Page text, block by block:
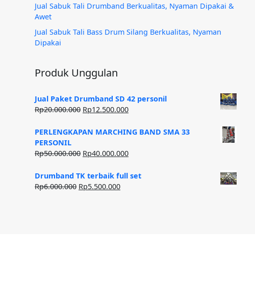
Jual Sabuk Tali Drumband Berkualitas, Nyaman Dipakai &
Awet
Jual Sabuk Tali Bass Drum Silang Berkualitas, Nyaman
Dipakai
Produk Unggulan
Jual Paket Drumband SD 42 personil
Rp20.000.000 Harga
adalah:
Rp12.500.000Harga
ini
Rp12.500.000.
PERLENGKAPAN MARCHING BAND SMA 33
PERSONIL
Rp50.000.000 Harga
adalah:
Rp50.000.000.
Rp40.000.000Harga
ini
Drumband TK terbaik full set
Rp6.000.000 Harga
Rp5.500.000Harga